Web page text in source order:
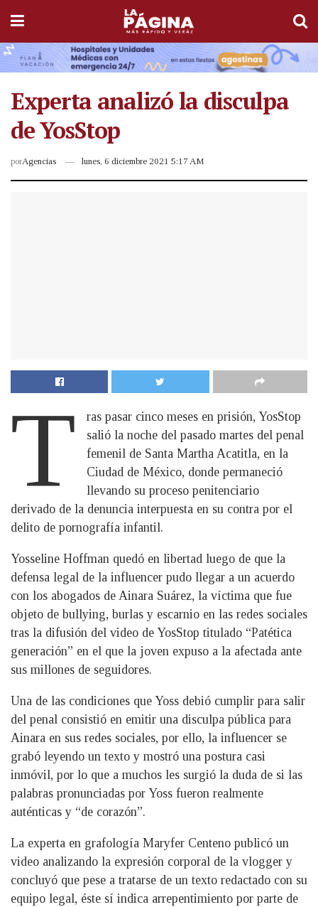
Experta analizó la disculpa
de YosStop
porAgencias lunes, 6 diciembre 2021 5:17 AM
T
ras pasar cinco meses en prisión, YosStop
salió la noche del pasado martes del penal
femenil de Santa Martha Acatitla, en la
Ciudad de México, donde permaneció
llevando su proceso penitenciario
derivado de la denuncia interpuesta en su contra por el
delito de pornografía infantil.
Yosseline Hoffman quedó en libertad luego de que la
defensa legal de la influencer pudo llegar a un acuerdo
con los abogados de Ainara Suárez, la víctima que fue
objeto de bullying, burlas y escarnio en las redes sociales
tras la difusión del video de YosStop titulado “Patética
generación” en el que la joven expuso a la afectada ante
sus millones de seguidores.
Una de las condiciones que Yoss debió cumplir para salir
del penal consistió en emitir una disculpa pública para
Ainara en sus redes sociales, por ello, la influencer se
grabó leyendo un texto y mostró una postura casi
inmóvil, por lo que a muchos les surgió la duda de si las
palabras pronunciadas por Yoss fueron realmente
auténticas y “de corazón”.
La experta en grafología Maryfer Centeno publicó un
video analizando la expresión corporal de la vlogger y
concluyó que pese a tratarse de un texto redactado con su
equipo legal, éste sí indica arrepentimiento por parte de